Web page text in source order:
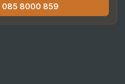
085 8000 859